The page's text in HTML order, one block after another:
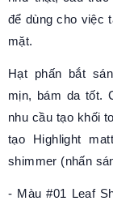
để dùng cho việc
mặt.
Hạt phấn bắt
mịn, bám da tốt.
nhu cầu tạo khối
tạo Highlight
shimmer (nhấn
- Màu #01 Leaf